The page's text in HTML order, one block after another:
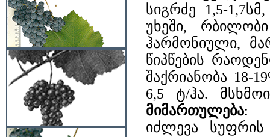
სიგრძე 1,5-
უხეში,
ჰარმონიული,
წიპწების
შაქრიანობა 18-
6,5 ტ/ჰა.
მიმართულება:
იძლევა